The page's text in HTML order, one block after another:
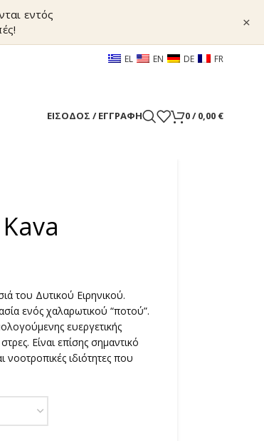
εντός
×
EL EN DE FR
ΕΊΣΟΔΟΣ / ΕΓΓΡΑΦΉ 0/ 0,00 €
του Δυτικού Ειρηνικού.
ενός χαλαρωτικού “ποτού”.
ευεργετικής
Είναι επίσης σημαντικό
νοοτροπικές ιδιότητες που